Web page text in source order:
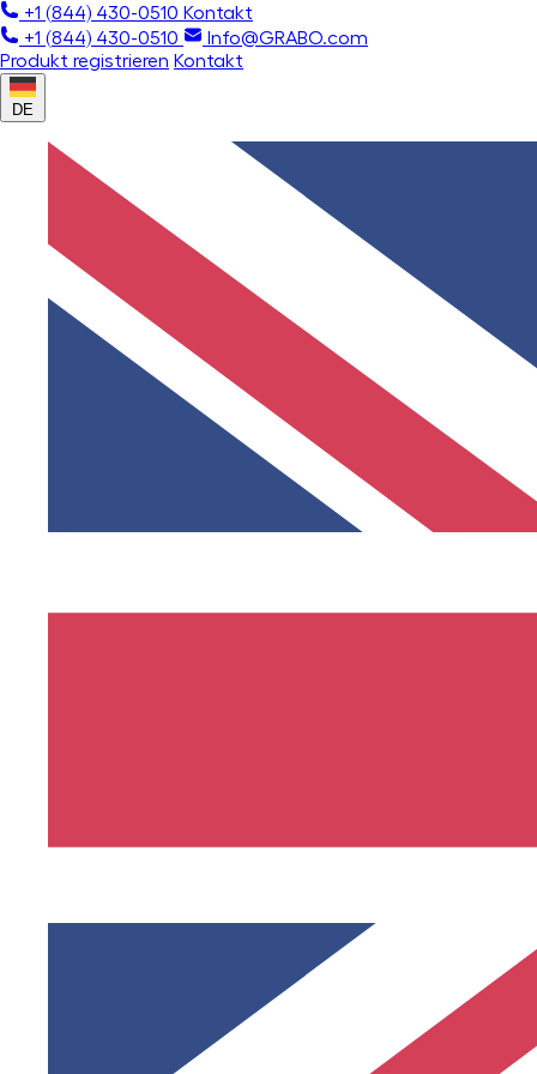
+1 (844) 430-0510 Kontakt
+1 (844) 430-0510
Info@GRABO.com
Produkt registrieren Kontakt
DE